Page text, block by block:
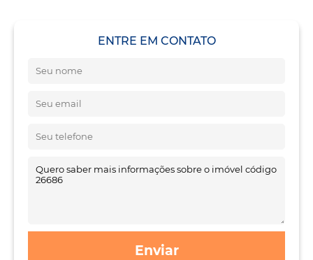
ENTRE EM CONTATO
Enviar